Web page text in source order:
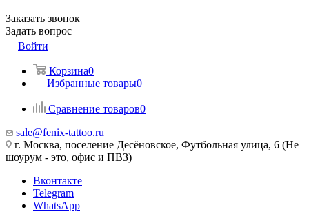
Заказать звонок
Задать вопрос
Войти
Корзина0
Избранные товары0
Сравнение товаров0
sale@fenix-tattoo.ru
г. Москва, поселение Десёновское, Футбольная улица, 6 (Не
шоурум - это, офис и ПВЗ)
Вконтакте
Telegram
WhatsApp